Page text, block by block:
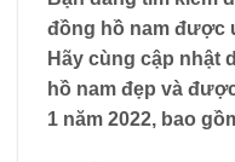
đồng hồ nam được
Hãy cùng cập nhật
hồ nam đẹp và
1 năm 2022, bao